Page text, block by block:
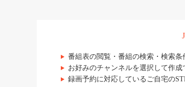
番組表の閲覧・番組の検索・検索条
お好みのチャンネルを選択して作成
録画予約に対応しているご自宅の